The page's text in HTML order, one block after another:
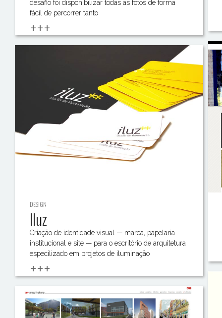
desafio foi disponibilizar todas as fotos de forma
fácil de percorrer tanto
+++
DESIGN
Iluz
Criação de identidade visual — marca, papelaria
institucional e site — para o escritório de arquitetura
especilizado em projetos de iluminação
+++